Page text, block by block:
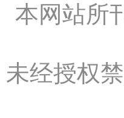
本网站所
未经授权